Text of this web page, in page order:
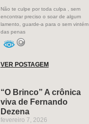
Não te culpe por toda culpa , sem
encontrar preciso o soar de algum
lamento, guarde-a para o sem vintém
das penas
VER POSTAGEM
“O Brinco” A crônica
viva de Fernando
Dezena
fevereiro 7, 2026